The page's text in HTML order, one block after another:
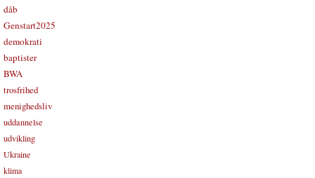
dåb
Genstart2025
demokrati
baptister
BWA
trosfrihed
menighedsliv
uddannelse
udvikling
Ukraine
klima